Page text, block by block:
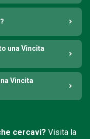
una Vincita
Vincita
cercavi? Visita la